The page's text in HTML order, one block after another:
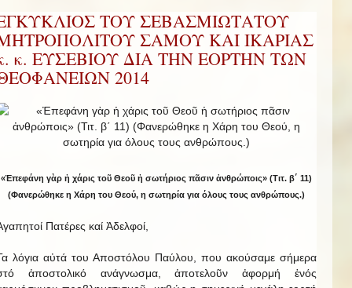
ΤΟΥ ΣΕΒΑΣΜΙΩΤΑΤΟΥ
ΣΑΜΟΥ ΚΑΙ ΙΚΑΡΙΑΣ
κ. ΕΥΣΕΒΙΟΥ ΔΙΑ ΤΗΝ ΕΟΡΤΗΝ ΤΩΝ
2014
«Ἐπεφάνη γὰρ ἡ χάρις τοῦ Θεοῦ ἡ σωτήριος πᾶσιν ἀνθρώποις» (Τιτ. β΄ 11)
(Φανερώθηκε η Χάρη του Θεού, η σωτηρία για όλους τους ανθρώπους.)
Πατέρες καί Ἀδελφοί,
λόγια αὐτά του Αποστόλου Παύλου, που ακούσαμε σήμερα
ἀποστολικό ανάγνωσμα, ἀποτελοῦν ἀφορμή ἑνός